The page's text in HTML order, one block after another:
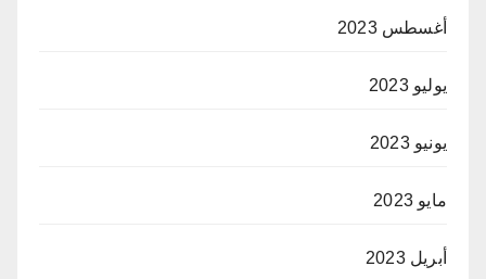
أغسطس 2023
يوليو 2023
يونيو 2023
مايو 2023
أبريل 2023